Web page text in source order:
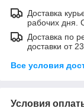
Доставка
рабочих дня.
Доставка по
доставки от
Все условия
Условия